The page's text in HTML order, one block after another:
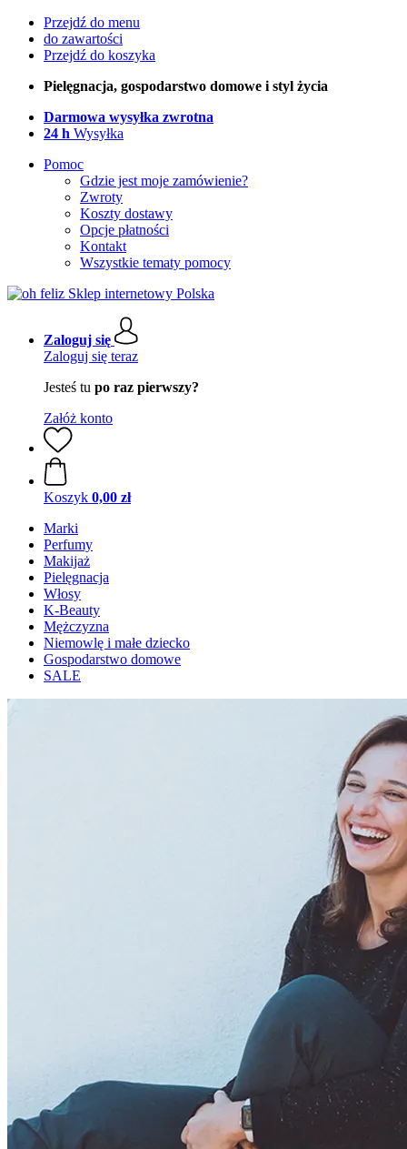
Przejdź do menu
do zawartości
Przejdź do koszyka
Pielęgnacja, gospodarstwo domowe i styl życia
Darmowa wysyłka zwrotna
24 h Wysyłka
Pomoc
Gdzie jest moje zamówienie?
Zwroty
Koszty dostawy
Opcje płatności
Kontakt
Wszystkie tematy pomocy
Zaloguj się
Zaloguj się teraz
Jesteś tu po raz pierwszy?
Załóż konto
Koszyk 0,00 zł
Marki
Perfumy
Makijaż
Pielęgnacja
Włosy
K-Beauty
Mężczyzna
Niemowlę i małe dziecko
Gospodarstwo domowe
SALE